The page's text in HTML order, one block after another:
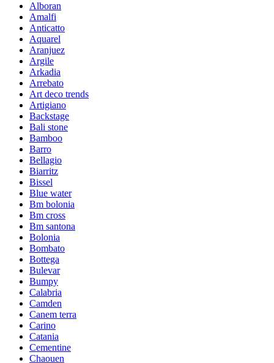
Alboran
Amalfi
Anticatto
Aquarel
Aranjuez
Argile
Arkadia
Arrebato
Art deco trends
Artigiano
Backstage
Bali stone
Bamboo
Barro
Bellagio
Biarritz
Bissel
Blue water
Bm bolonia
Bm cross
Bm santona
Bolonia
Bombato
Bottega
Bulevar
Bumpy
Calabria
Camden
Canem terra
Carino
Catania
Cementine
Chaouen